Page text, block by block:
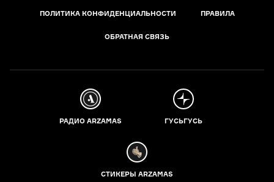
ПОЛИТИКА КОНФИДЕНЦИАЛЬНОСТИ ПРАВИЛА
ОБРАТНАЯ СВЯЗЬ
РАДИО ARZAMAS ГУСЬГУСЬ
СТИКЕРЫ ARZAMAS